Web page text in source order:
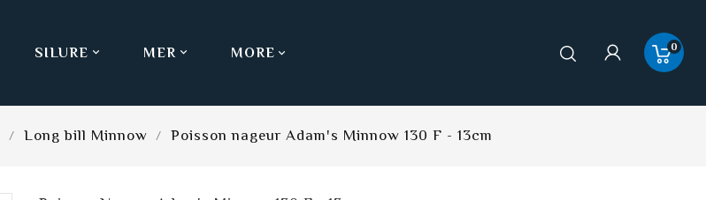

SILURE 
MER MORE 0
Long bill Minnow Poisson nageur Adam's Minnow 130 F - 13cm